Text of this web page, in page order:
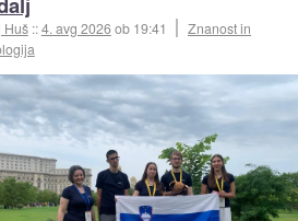
Huš ::4. avg 2026ob 19:41
Znanost in